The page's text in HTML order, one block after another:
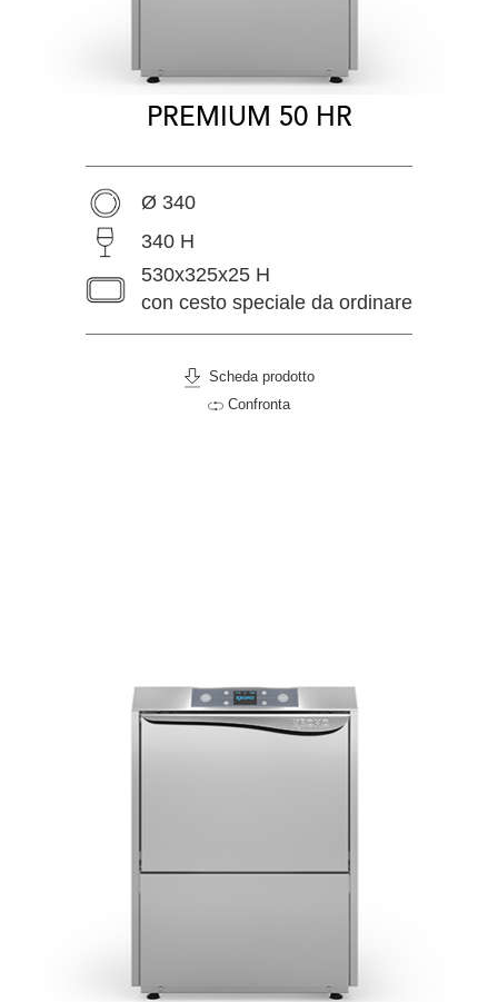
PREMIUM 50 HR
Ø 340
340 H
530x325x25 H
con cesto speciale da ordinare
Scheda prodotto
Confronta